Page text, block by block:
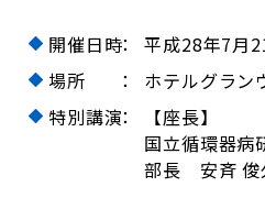
開催日時：
平成28年7月
場所
：
ホテルグラ
特別講演：
【座長】
国立循環器
部長 安斉 俊